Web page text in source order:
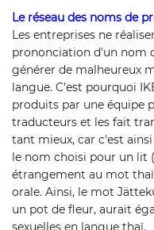
Le réseau des noms de
Les entreprises ne
prononciation d'un nom
générer de malheureux
langue. C'est pourquoi
produits par une équipe
traducteurs et les fait
tant mieux, car c'est
le nom choisi pour un lit
étrangement au mot
orale. Ainsi, le mot
un pot de fleur, aurait
sexuelles en langue thaï.